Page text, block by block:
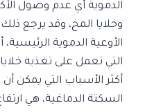
الدموية أي عدم وصول
وخلايا المخ، وقد يرجع
الأوعية الدموية
التي تعمل على تغذية
أكثر الأسباب التي يمكن
السكتة الدماغية، هي